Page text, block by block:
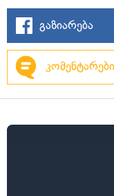
გაზიარება
კომენტარები